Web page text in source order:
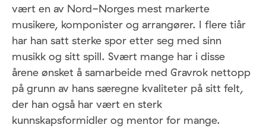
vært en av Nord-Norges mest markerte
musikere, komponister og arrangører. I flere tiår
har han satt sterke spor etter seg med sinn
musikk og sitt spill. Svært mange har i disse
årene ønsket å samarbeide med Gravrok nettopp
på grunn av hans særegne kvaliteter på sitt felt,
der han også har vært en sterk
kunnskapsformidler og mentor for mange.